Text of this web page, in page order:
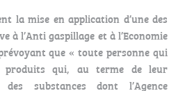
la mise en application d’une des
à l’Anti gaspillage et à l’Economie
que « toute personne qui
qui, au terme de leur
substances dont l’Agence